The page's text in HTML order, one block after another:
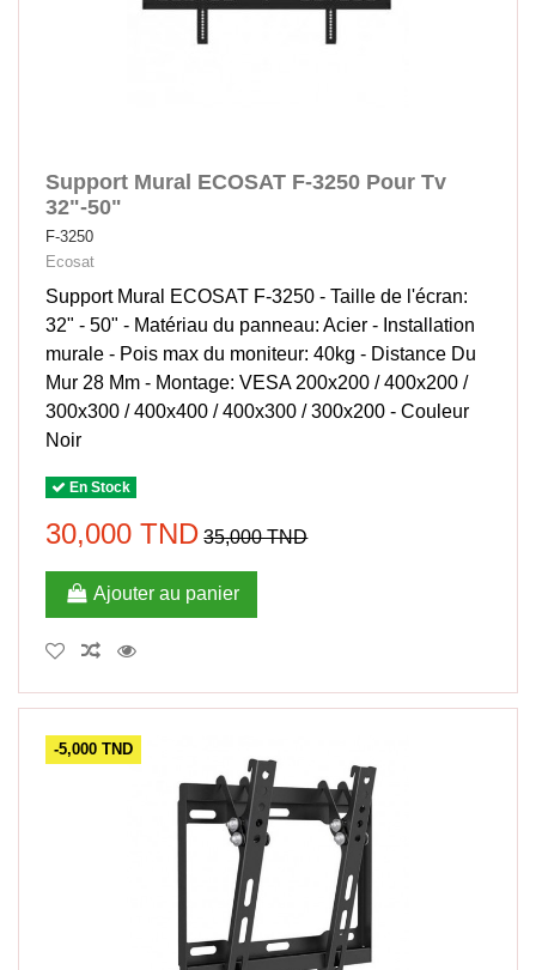
Support Mural ECOSAT F-3250 Pour Tv
32"-50"
F-3250
Ecosat
Support Mural ECOSAT F-3250 - Taille de l'écran:
32" - 50" - Matériau du panneau: Acier - Installation
murale - Pois max du moniteur: 40kg - Distance Du
Mur 28 Mm - Montage: VESA 200x200 / 400x200 /
300x300 / 400x400 / 400x300 / 300x200 - Couleur
Noir
En Stock
30,000 TND 35,000 TND
Ajouter au panier
-5,000 TND